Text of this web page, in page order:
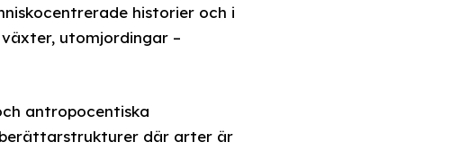
historier och i
utomjordingar –
antropocentiska
där arter är